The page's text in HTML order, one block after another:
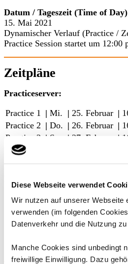
Diese Webseite verwendet
Wir nutzen auf unserer Webseite
verwenden (im folgenden
Datenverkehr und die Nutzung
Manche Cookies sind unbedingt
freiwillige Einwilligung. Dazu
Datum / Tageszeit (Time of
15. Mai 2021
Dynamischer Verlauf (Practice /
Practice Session startet um 12:00
Zeitpläne
Practiceserver:
Practice 1 | Mi. | 25. Februar |
Practice 2 | Do. | 26. Februar |
Practice 3 | Sa. | 27. Februar |
Practice 4
Fahrerbriefing
|16:00 Uhr |
Ausscheidungsläufe |16:50 Uhr
1/2 Finale
|17:55 Uhr